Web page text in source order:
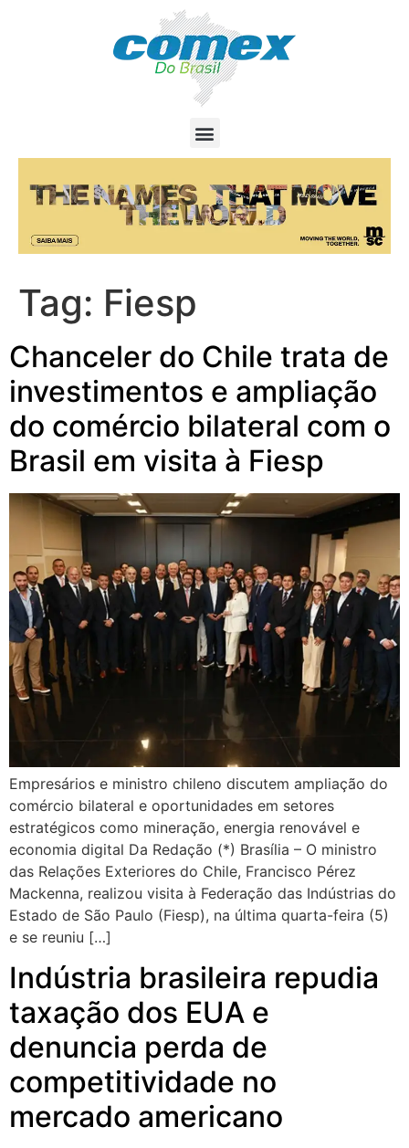
Tag: Fiesp
Chanceler do Chile trata de
investimentos e ampliação
do comércio bilateral com o
Brasil em visita à Fiesp
Empresários e ministro chileno discutem ampliação do
comércio bilateral e oportunidades em setores
estratégicos como mineração, energia renovável e
economia digital Da Redação (*) Brasília – O ministro
das Relações Exteriores do Chile, Francisco Pérez
Mackenna, realizou visita à Federação das Indústrias do
Estado de São Paulo (Fiesp), na última quarta-feira (5)
e se reuniu […]
Indústria brasileira repudia
taxação dos EUA e
denuncia perda de
competitividade no
mercado americano